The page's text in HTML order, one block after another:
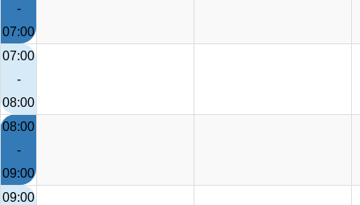
-
07:00
07:00
-
08:00
08:00
-
09:00
09:00